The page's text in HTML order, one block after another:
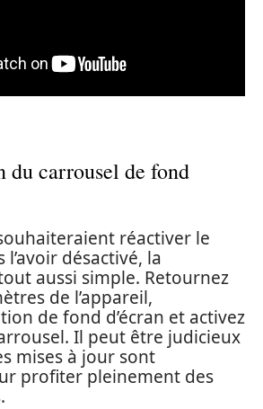
du carrousel de fond
réactiver le
désactivé, la
aussi simple. Retournez
de l’appareil,
de fond d’écran et activez
Il peut être judicieux
mises à jour sont
profiter pleinement des